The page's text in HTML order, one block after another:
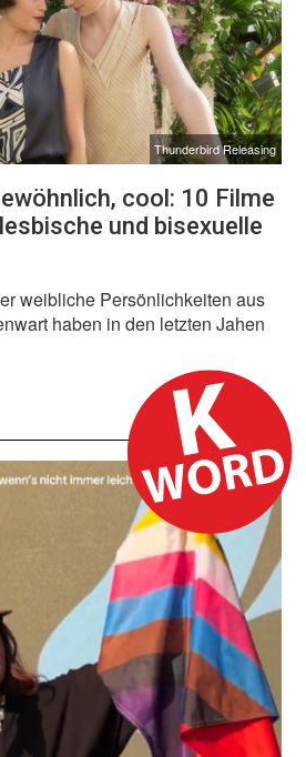
Thunderbird Releasing
cool: 10 Filme
und bisexuelle
weibliche Persönlichkeiten aus
haben in den letzten Jahen